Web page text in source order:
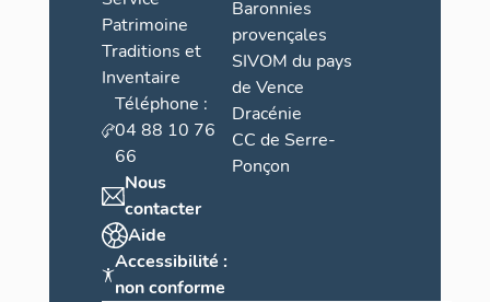
Patrimoine
Traditions et
Inventaire
Téléphone :
04 88 10 76
66
Nous
contacter
Aide
Accessibilité :
non conforme
Baronnies
provençales
SIVOM du pays
de Vence
Dracénie
CC de Serre-
Ponçon